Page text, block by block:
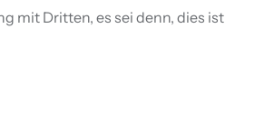
mit Dritten, es sei denn, dies ist